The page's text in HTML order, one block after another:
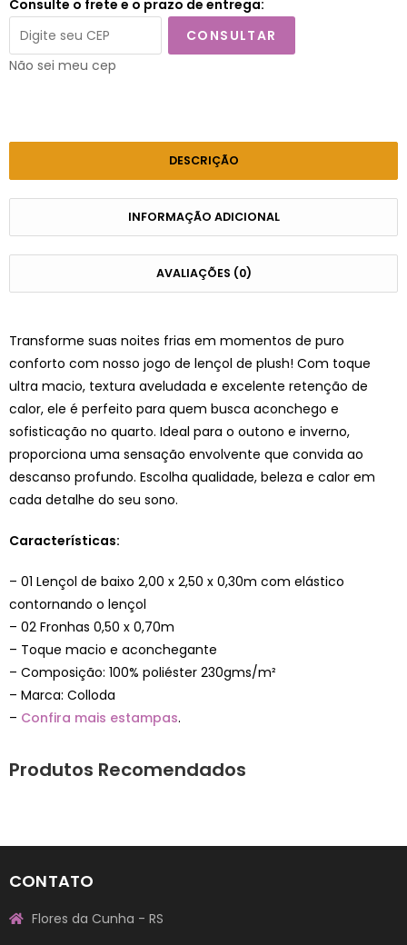
Consulte o frete e o prazo de entrega:
CONSULTAR
Não sei meu cep
DESCRIÇÃO
INFORMAÇÃO ADICIONAL
AVALIAÇÕES (0)
Transforme suas noites frias em momentos de puro
conforto com nosso jogo de lençol de plush! Com toque
ultra macio, textura aveludada e excelente retenção de
calor, ele é perfeito para quem busca aconchego e
sofisticação no quarto. Ideal para o outono e inverno,
proporciona uma sensação envolvente que convida ao
descanso profundo. Escolha qualidade, beleza e calor em
cada detalhe do seu sono.
Características:
– 01 Lençol de baixo 2,00 x 2,50 x 0,30m com elástico
contornando o lençol
– 02 Fronhas 0,50 x 0,70m
– Toque macio e aconchegante
– Composição: 100% poliéster 230gms/m²
– Marca: Colloda
– Confira mais estampas.
Produtos Recomendados
CONTATO
Flores da Cunha - RS